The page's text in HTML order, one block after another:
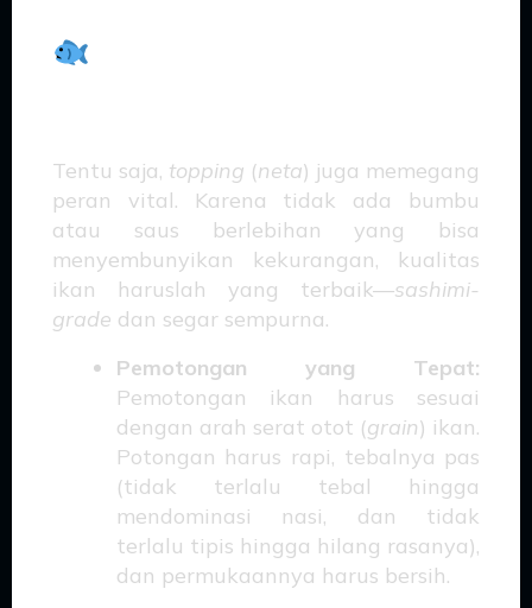
Tentu saja, topping (neta) juga memegang
peran vital. Karena tidak ada bumbu
atau saus berlebihan yang bisa
menyembunyikan kekurangan, kualitas
ikan haruslah yang terbaik—sashimi-
grade dan segar sempurna.
Pemotongan yang Tepat:
Pemotongan ikan harus sesuai
dengan arah serat otot (grain) ikan.
Potongan harus rapi, tebalnya pas
(tidak terlalu tebal hingga
mendominasi nasi, dan tidak
terlalu tipis hingga hilang rasanya),
dan permukaannya harus bersih.